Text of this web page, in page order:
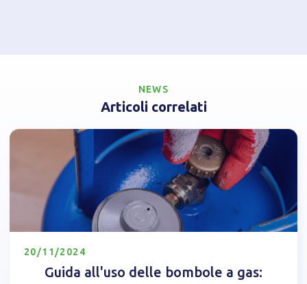
NEWS
Articoli correlati
20/11/2024
Guida all'uso delle bombole a gas: